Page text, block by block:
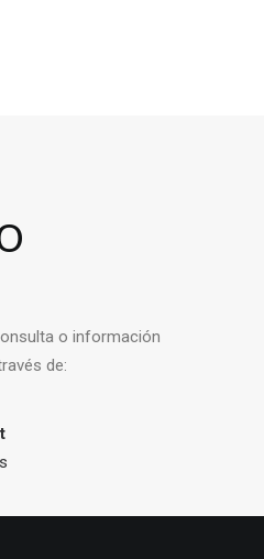
o información
de: